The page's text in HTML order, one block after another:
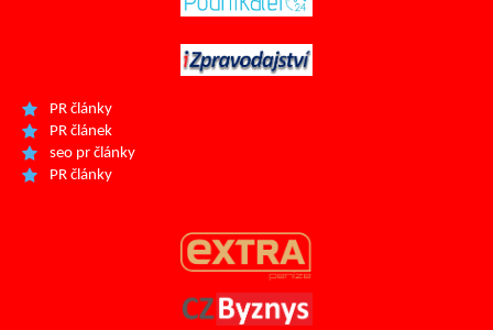
PR články
PR článek
seo pr články
PR články